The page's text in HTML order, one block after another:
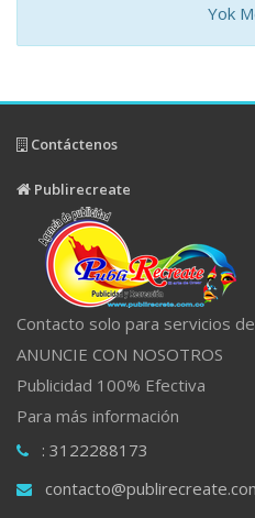
Yok
Contáctenos
Publirecreate
Contacto solo para servicios
ANUNCIE CON NOSOTROS
Publicidad 100% Efectiva
Para más información
: 3122288173